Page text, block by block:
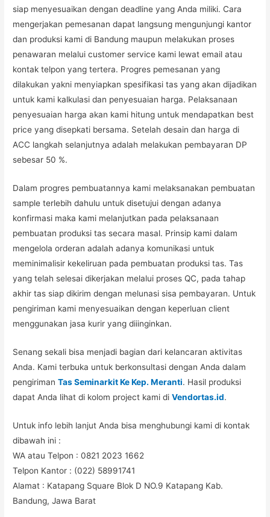
siap menyesuaikan dengan deadline yang Anda miliki. Cara
mengerjakan pemesanan dapat langsung mengunjungi kantor
dan produksi kami di Bandung maupun melakukan proses
penawaran melalui customer service kami lewat email atau
kontak telpon yang tertera. Progres pemesanan yang
dilakukan yakni menyiapkan spesifikasi tas yang akan dijadikan
untuk kami kalkulasi dan penyesuaian harga. Pelaksanaan
penyesuaian harga akan kami hitung untuk mendapatkan best
price yang disepkati bersama. Setelah desain dan harga di
ACC langkah selanjutnya adalah melakukan pembayaran DP
sebesar 50 %.
Dalam progres pembuatannya kami melaksanakan pembuatan
sample terlebih dahulu untuk disetujui dengan adanya
konfirmasi maka kami melanjutkan pada pelaksanaan
pembuatan produksi tas secara masal. Prinsip kami dalam
mengelola orderan adalah adanya komunikasi untuk
meminimalisir kekeliruan pada pembuatan produksi tas. Tas
yang telah selesai dikerjakan melalui proses QC, pada tahap
akhir tas siap dikirim dengan melunasi sisa pembayaran. Untuk
pengiriman kami menyesuaikan dengan keperluan client
menggunakan jasa kurir yang diiinginkan.
Senang sekali bisa menjadi bagian dari kelancaran aktivitas
Anda. Kami terbuka untuk berkonsultasi dengan Anda dalam
pengirimanTas Seminarkit Ke Kep. Meranti. Hasil produksi
dapat Anda lihat di kolom project kami diVendortas.id.
Untuk info lebih lanjut Anda bisa menghubungi kami di kontak
dibawah ini :
WA atau Telpon : 0821 2023 1662
Telpon Kantor : (022) 58991741
Alamat : Katapang Square Blok D NO.9 Katapang Kab.
Bandung, Jawa Barat